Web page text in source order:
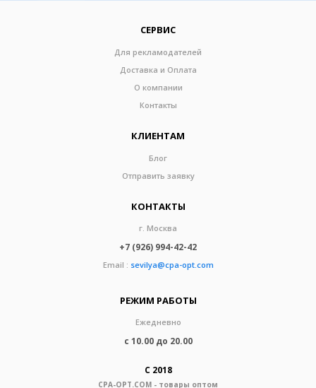
СЕРВИС
Для рекламодателей
Доставка и Оплата
О компании
Контакты
КЛИЕНТАМ
Блог
Отправить заявку
КОНТАКТЫ
г. Москва
+7 (926) 994-42-42
Email : sevilya@cpa-opt.com
РЕЖИМ РАБОТЫ
Ежедневно
с 10.00 до 20.00
С 2018
CPA-OPT.COM - товары оптом